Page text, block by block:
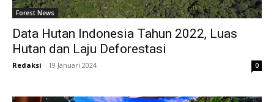
Forest News
Data Hutan Indonesia Tahun 2022, Luas
Hutan dan Laju Deforestasi
Redaksi - 19 Januari 2024 0